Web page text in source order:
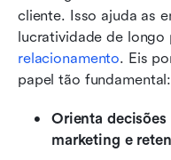
cliente. Isso ajuda as
relacionamento. Eis
papel tão fundamental:
Orienta
marketing e